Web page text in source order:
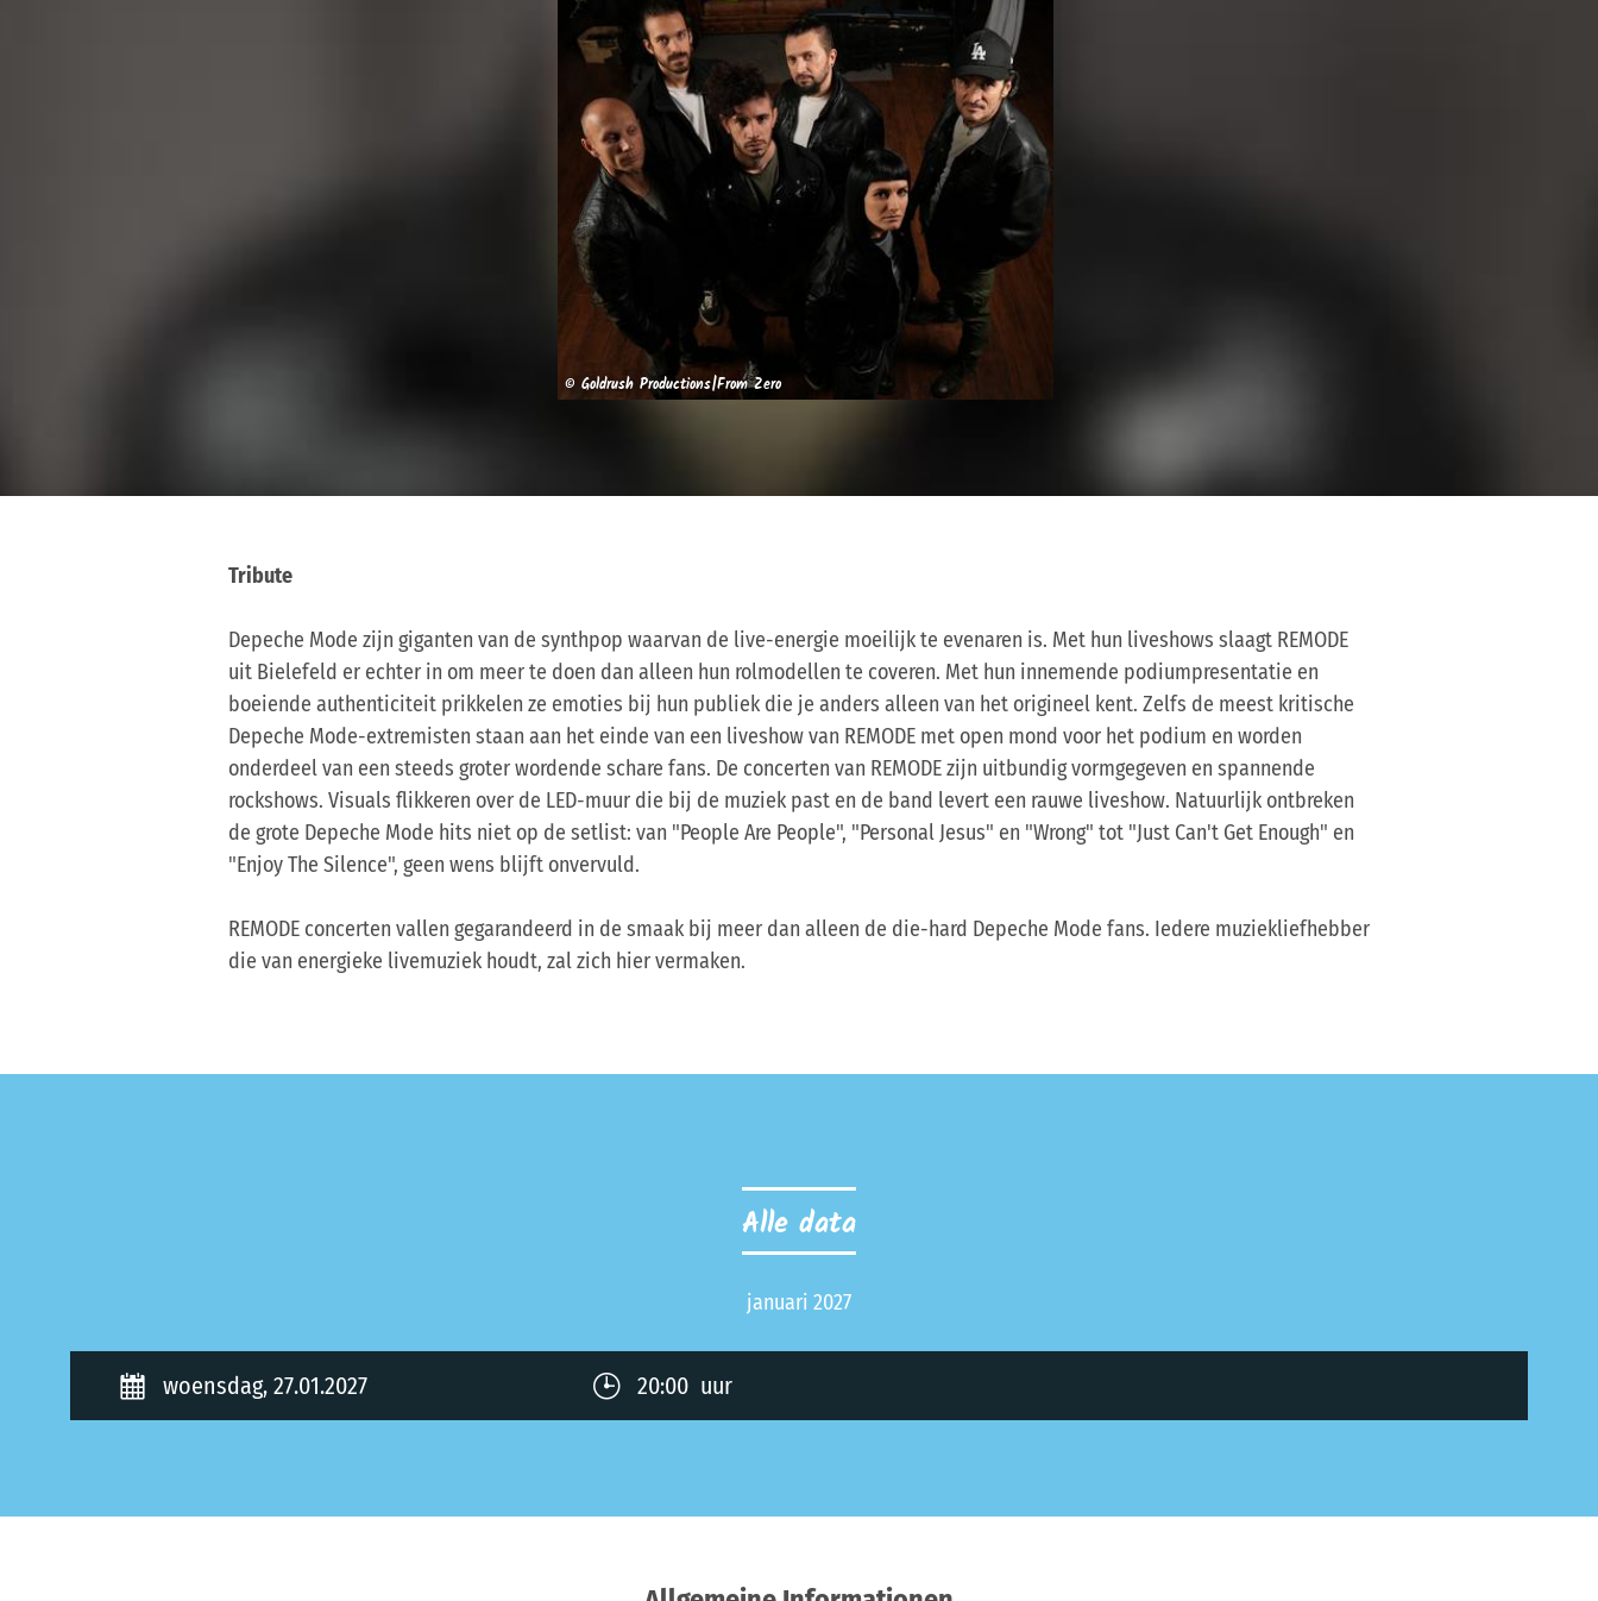
© Goldrush Productions|From Zero
Tribute
Depeche Mode zijn giganten van de synthpop waarvan de live-energie moeilijk te evenaren is. Met hun liveshows slaagt REMODE
uit Bielefeld er echter in om meer te doen dan alleen hun rolmodellen te coveren. Met hun innemende podiumpresentatie en
boeiende authenticiteit prikkelen ze emoties bij hun publiek die je anders alleen van het origineel kent. Zelfs de meest kritische
Depeche Mode-extremisten staan aan het einde van een liveshow van REMODE met open mond voor het podium en worden
onderdeel van een steeds groter wordende schare fans. De concerten van REMODE zijn uitbundig vormgegeven en spannende
rockshows. Visuals flikkeren over de LED-muur die bij de muziek past en de band levert een rauwe liveshow. Natuurlijk ontbreken
de grote Depeche Mode hits niet op de setlist: van "People Are People", "Personal Jesus" en "Wrong" tot "Just Can't Get Enough" en
"Enjoy The Silence", geen wens blijft onvervuld.
REMODE concerten vallen gegarandeerd in de smaak bij meer dan alleen de die-hard Depeche Mode fans. Iedere muziekliefhebber
die van energieke livemuziek houdt, zal zich hier vermaken.
Alle data
januari 2027
woensdag, 27.01.2027 20:00 uur